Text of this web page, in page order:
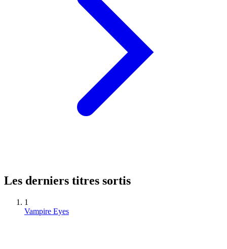
Les derniers titres sortis
1
Vampire Eyes